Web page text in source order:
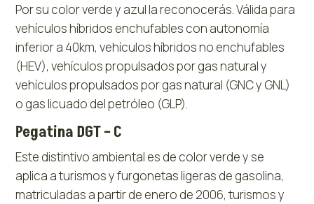
Por su color verde y azul la reconocerás. Válida para
vehículos híbridos enchufables con autonomía
inferior a 40km, vehículos híbridos no enchufables
(HEV), vehículos propulsados por gas natural y
vehículos propulsados por gas natural (GNC y GNL)
o gas licuado del petróleo (GLP).
Pegatina DGT – C
Este distintivo ambiental es de color verde y se
aplica a turismos y furgonetas ligeras de gasolina,
matriculadas a partir de enero de 2006, turismos y